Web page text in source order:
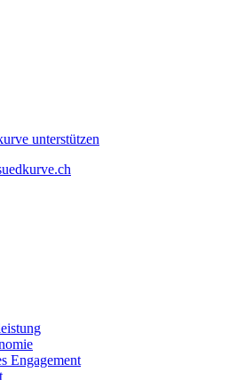
unterstützen
Engagement